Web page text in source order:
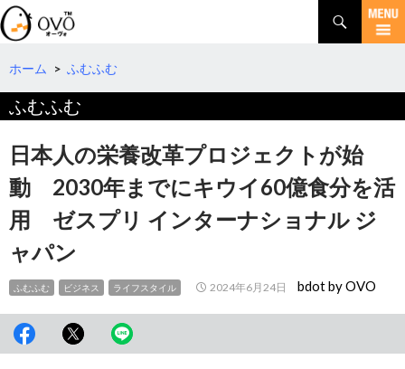
検
索
コ
テ
へ
ホーム > ふむふむ
ふむふむ
日本人の栄養改革プロジェクトが始
動 2030年までにキウイ60億食分を活
用 ゼスプリ インターナショナル ジ
ャパン
ふむふむ ビジネス ライフスタイル 2024年6月24日 bdot by OVO